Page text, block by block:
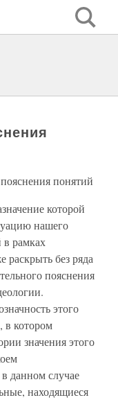
понятий
которой
нашего
рамках
без ряда
пояснения
этого
в котором
значения этого
данном случае
находящиеся